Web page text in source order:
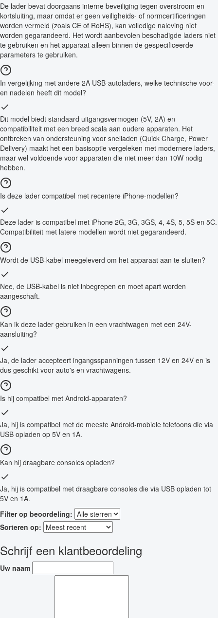
De lader bevat doorgaans interne beveiliging tegen overstroom en
kortsluiting, maar omdat er geen veiligheids- of normcertificeringen
worden vermeld (zoals CE of RoHS), kan volledige naleving niet
worden gegarandeerd. Het wordt aanbevolen beschadigde laders niet
te gebruiken en het apparaat alleen binnen de gespecificeerde
parameters te gebruiken.
In vergelijking met andere 2A USB-autoladers, welke technische voor-
en nadelen heeft dit model?
Dit model biedt standaard uitgangsvermogen (5V, 2A) en
compatibiliteit met een breed scala aan oudere apparaten. Het
ontbreken van ondersteuning voor snelladen (Quick Charge, Power
Delivery) maakt het een basisoptie vergeleken met modernere laders,
maar wel voldoende voor apparaten die niet meer dan 10W nodig
hebben.
Is deze lader compatibel met recentere iPhone-modellen?
Deze lader is compatibel met iPhone 2G, 3G, 3GS, 4, 4S, 5, 5S en 5C.
Compatibiliteit met latere modellen wordt niet gegarandeerd.
Wordt de USB-kabel meegeleverd om het apparaat aan te sluiten?
Nee, de USB-kabel is niet inbegrepen en moet apart worden
aangeschaft.
Kan ik deze lader gebruiken in een vrachtwagen met een 24V-
aansluiting?
Ja, de lader accepteert ingangsspanningen tussen 12V en 24V en is
dus geschikt voor auto's en vrachtwagens.
Is hij compatibel met Android-apparaten?
Ja, hij is compatibel met de meeste Android-mobiele telefoons die via
USB opladen op 5V en 1A.
Kan hij draagbare consoles opladen?
Ja, hij is compatibel met draagbare consoles die via USB opladen tot
5V en 1A.
Filter op beoordeling:
Sorteren op:
Schrijf een klantbeoordeling
Uw naam